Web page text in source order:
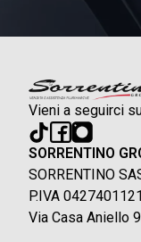
Vieni a seguirci
SORRENTINO
SORRENTINO
P.IVA
Via Casa Aniello